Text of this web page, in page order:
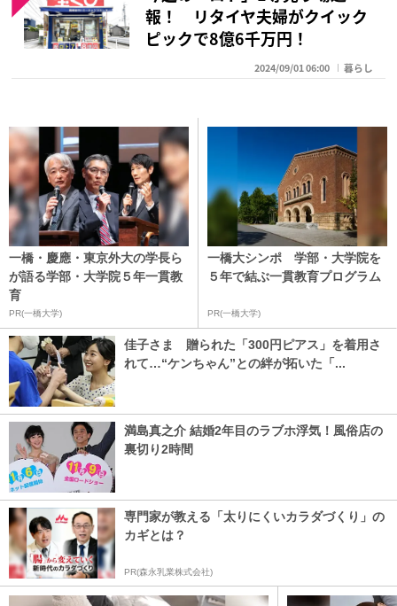
報！ リタイヤ夫婦がクイック
ピックで8億6千万円！
2024/09/01 06:00 暮らし
一橋・慶應・東京外大の学長ら
が語る学部・大学院５年一貫教
育
PR(一橋大学)
一橋大シンポ 学部・大学院を
５年で結ぶ一貫教育プログラム
PR(一橋大学)
佳子さま 贈られた「300円ピアス」を着用さ
れて…“ケンちゃん”との絆が拓いた「...
満島真之介 結婚2年目のラブホ浮気！風俗店の
裏切り2時間
専門家が教える「太りにくいカラダづくり」の
カギとは？
PR(森永乳業株式会社)